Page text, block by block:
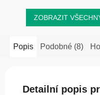
ZOBRAZIT
Popis Podobné (8)
Detailní popis